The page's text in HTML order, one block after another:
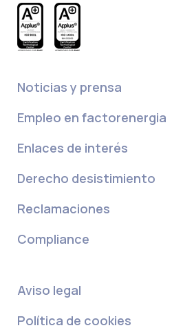
Noticias y prensa
Empleo en factorenergia
Enlaces de interés
Derecho desistimiento
Reclamaciones
Compliance
Aviso legal
Política de cookies